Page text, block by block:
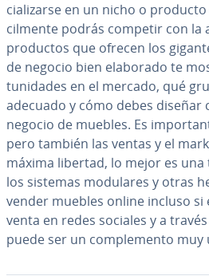
cia­li­zar­se en un nicho o
ci­l­me­n­te podrás competir con la
productos que ofrecen los
de negocio bien elaborado te
tu­ni­da­des en el mercado, qué
adecuado y cómo debes diseñar
negocio de muebles. Es
pero también las ventas y el
máxima libertad, lo mejor es una
los sistemas modulares y otras
vender muebles online incluso si
venta en redes sociales y a
puede ser un co­m­ple­me­n­to muy